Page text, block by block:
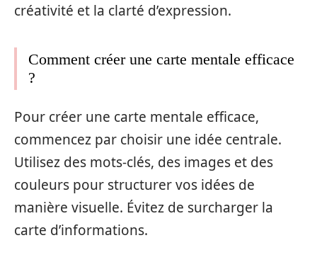
créativité et la clarté d’expression.
Comment créer une carte mentale efficace
?
Pour créer une carte mentale efficace,
commencez par choisir une idée centrale.
Utilisez des mots-clés, des images et des
couleurs pour structurer vos idées de
manière visuelle. Évitez de surcharger la
carte d’informations.